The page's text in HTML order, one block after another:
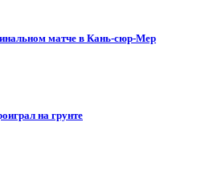
матче в Кань-сюр-Мер
на грунте